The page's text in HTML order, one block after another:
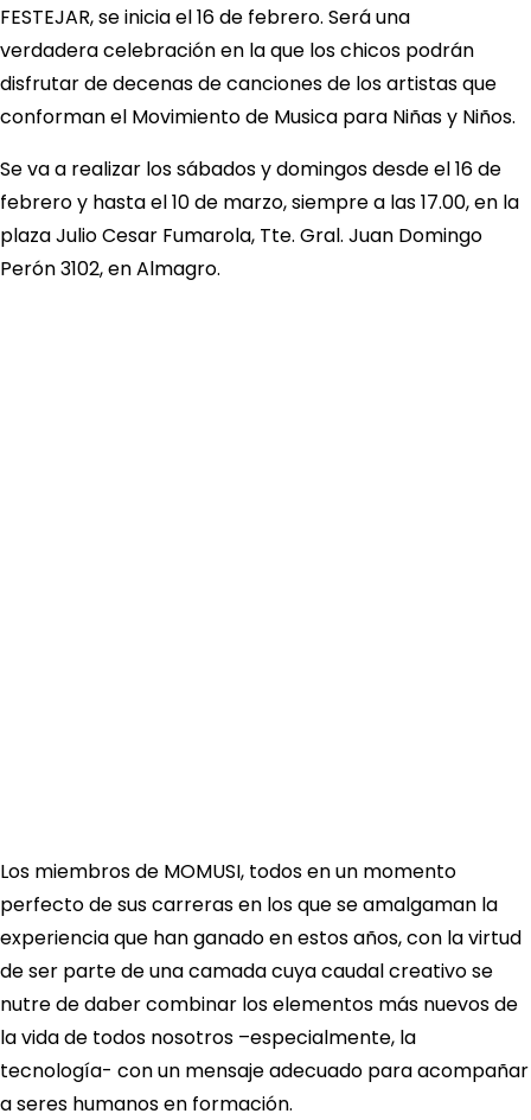
FESTEJAR, se inicia el 16 de febrero. Será una
verdadera celebración en la que los chicos podrán
disfrutar de decenas de canciones de los artistas que
conforman el Movimiento de Musica para Niñas y Niños.
Se va a realizar los sábados y domingos desde el 16 de
febrero y hasta el 10 de marzo, siempre a las 17.00, en la
plaza Julio Cesar Fumarola, Tte. Gral. Juan Domingo
Perón 3102, en Almagro.
Los miembros de MOMUSI, todos en un momento
perfecto de sus carreras en los que se amalgaman la
experiencia que han ganado en estos años, con la virtud
de ser parte de una camada cuya caudal creativo se
nutre de daber combinar los elementos más nuevos de
la vida de todos nosotros –especialmente, la
tecnología- con un mensaje adecuado para acompañar
a seres humanos en formación.